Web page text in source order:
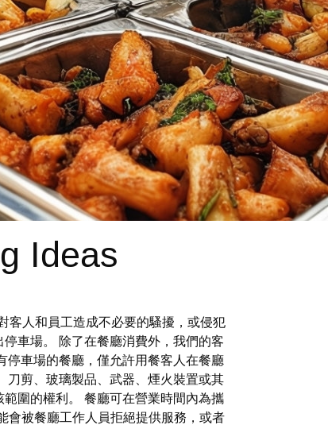
Ideas
客人和員工造成不必要的騷擾，或侵犯
車場。 除了在餐廳消費外，我們的客
停車場的餐廳，僅允許用餐客人在餐廳
刀剪、玻璃製品、武器、煙火裝置或其
圍的權利。 餐廳可在營業時間內為攜
會被餐廳工作人員拒絕提供服務，或者